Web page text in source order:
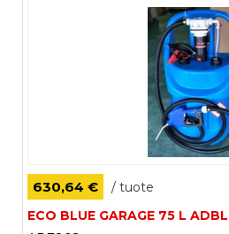
630,64 €
/ tuote
ECO BLUE GARAGE 75 L